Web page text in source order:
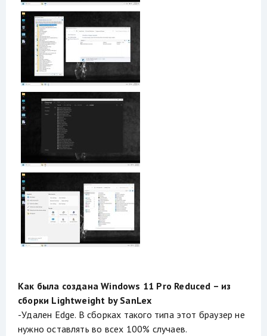
Как была создана Windows 11 Pro Reduced – из
сборки Lightweight by SanLex
-Удален Edge. В сборках такого типа этот браузер не
нужно оставлять во всех 100% случаев.